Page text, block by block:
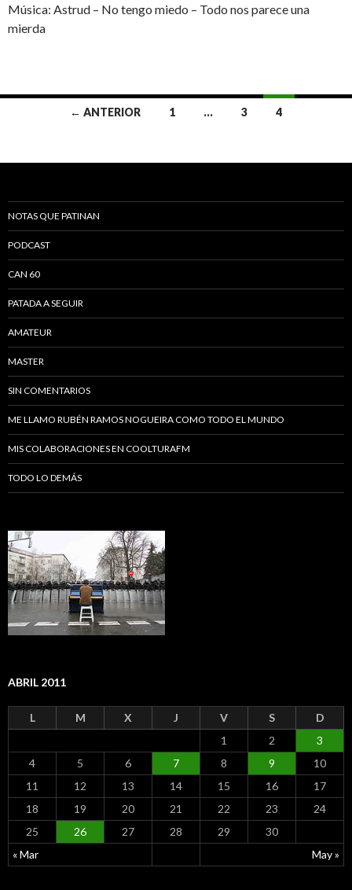
Música: Astrud – No tengo miedo – Todo nos parece una
mierda
← ANTERIOR 1 … 3 4
NOTAS QUE PATINAN
PODCAST
CAN 60
PATADA A SEGUIR
AMATEUR
MASTER
SIN COMENTARIOS
ME LLAMO RUBÉN RAMOS NOGUEIRA COMO TODO EL MUNDO
MIS COLABORACIONES EN COOLTURAFM
TODO LO DEMÁS
ABRIL 2011
L M X J V S D
« Mar May »
1 2
3
4
5 6 7 8 9
10
11
12 13 14 15 16
17
18
19 20 21 22 23
24
25
26 27 28 29 30